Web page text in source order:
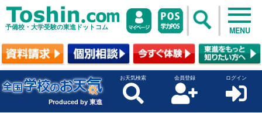
予備校・大学受験の東進ドットコム MENU
Produced by 東進
お天気検索 会員登録 ログイン